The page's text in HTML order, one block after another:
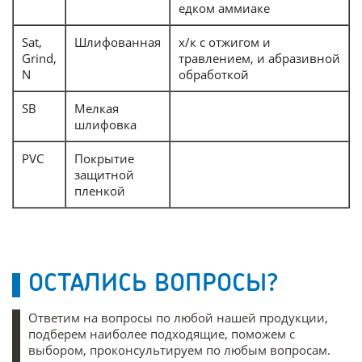
едком аммиаке
Sat,
Grind,
N
Шлифованная
х/к с отжигом и
травлением, и абразивной
обработкой
SB
Мелкая
шлифовка
PVC
Покрытие
защитной
пленкой
ОСТАЛИСЬ ВОПРОСЫ?
Ответим на вопросы по любой нашей продукции,
подберем наиболее подходящие, поможем с
выбором, проконсультируем по любым вопросам.